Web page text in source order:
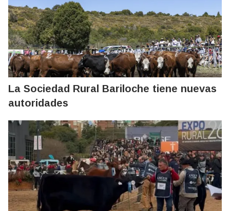
La Sociedad Rural Bariloche tiene nuevas
autoridades